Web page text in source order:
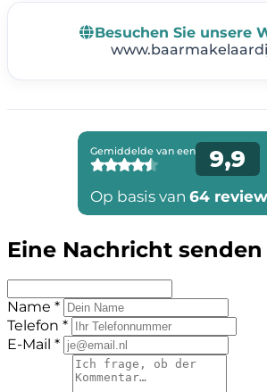
Besuchen Sie unsere
Eine Nachricht senden
Name *
Telefon *
E-Mail *